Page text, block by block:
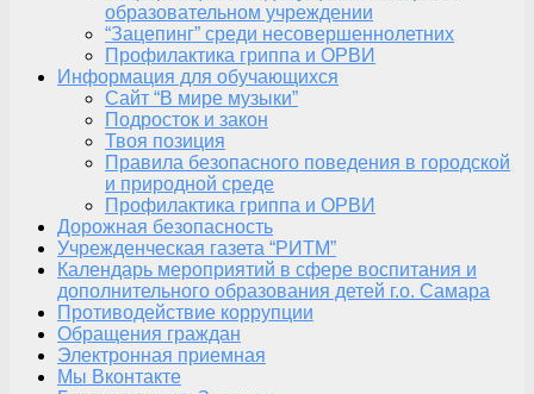
образовательном учреждении
“Зацепинг” среди несовершеннолетних
Профилактика гриппа и ОРВИ
Информация для обучающихся
Сайт “В мире музыки”
Подросток и закон
Твоя позиция
Правила безопасного поведения в городской
и природной среде
Профилактика гриппа и ОРВИ
Дорожная безопасность
Учрежденческая газета “РИТМ”
Календарь мероприятий в сфере воспитания и
дополнительного образования детей г.о. Самара
Противодействие коррупции
Обращения граждан
Электронная приемная
Мы Вконтакте